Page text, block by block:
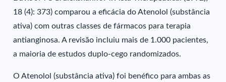
18 (4): 373) comparou a eficácia do Atenolol (substância
ativa) com outras classes de fármacos para terapia
antianginosa. A revisão incluiu mais de 1.000 pacientes,
a maioria de estudos duplo-cego randomizados.
O Atenolol (substância ativa) foi benéfico para ambas as